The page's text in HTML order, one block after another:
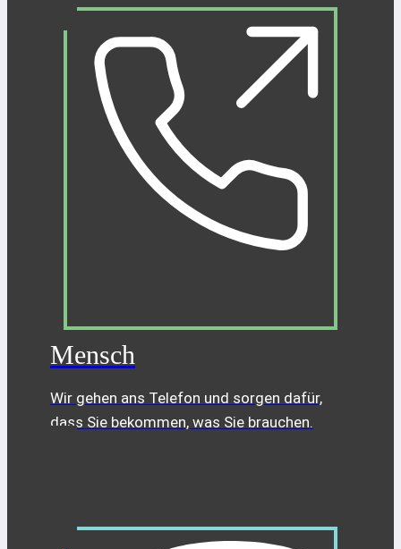
Mensch
Wir gehen ans Telefon und sorgen dafür,
dass Sie bekommen, was Sie brauchen.